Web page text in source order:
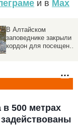
и в Max
В Алтайском
заповеднике закрыли
кордон для посещений.
в 500 метрах